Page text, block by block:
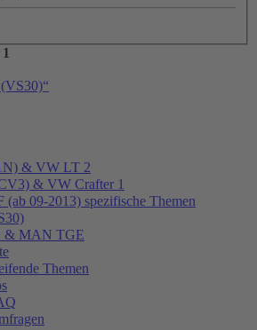
1
& VW LT 2
& VW Crafter 1
09-2013) spezifische Themen
MAN TGE
Themen